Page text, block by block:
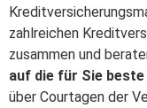
zahlreichen
zusammen und
auf die für Sie
über Courtagen der